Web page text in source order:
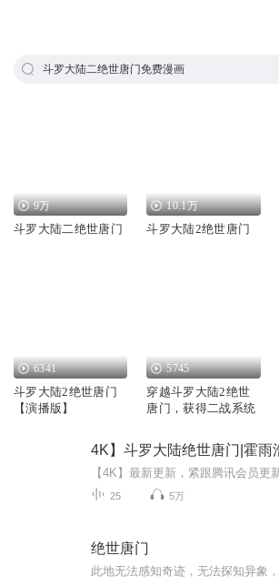
斗罗大陆二绝世唐门免费漫画
9万
斗罗大陆二绝世唐门
10.1万
斗罗大陆2绝世唐门
6341
斗罗大陆2绝世唐门
【演播版】
5745
穿越斗罗大陆2绝世
唐门，获得二战系统
25 5万
绝世唐门